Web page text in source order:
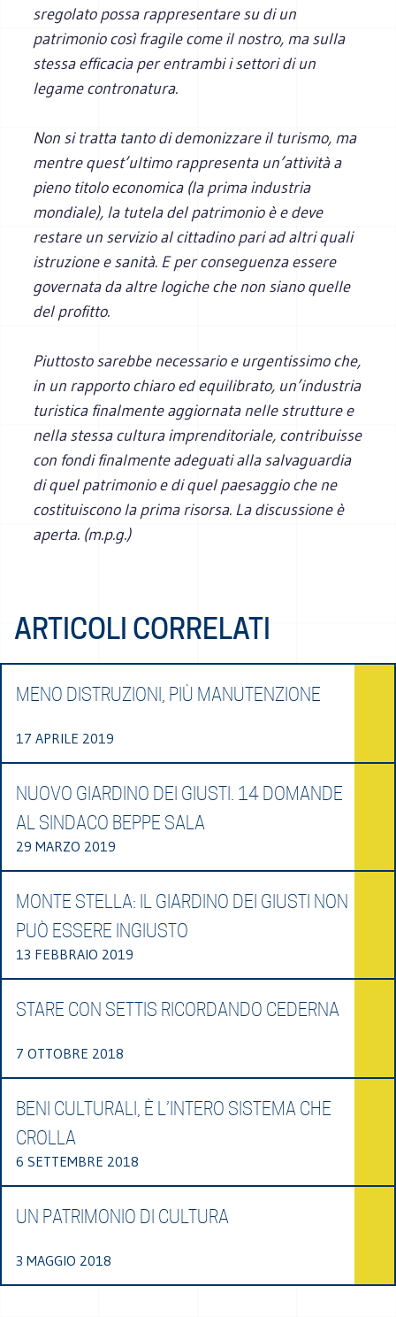
sregolato possa rappresentare su di un
patrimonio così fragile come il nostro, ma sulla
stessa efficacia per entrambi i settori di un
legame contronatura.
Non si tratta tanto di demonizzare il turismo, ma
mentre quest’ultimo rappresenta un’attività a
pieno titolo economica (la prima industria
mondiale), la tutela del patrimonio è e deve
restare un servizio al cittadino pari ad altri quali
istruzione e sanità. E per conseguenza essere
governata da altre logiche che non siano quelle
del profitto.
Piuttosto sarebbe necessario e urgentissimo che,
in un rapporto chiaro ed equilibrato, un’industria
turistica finalmente aggiornata nelle strutture e
nella stessa cultura imprenditoriale, contribuisse
con fondi finalmente adeguati alla salvaguardia
di quel patrimonio e di quel paesaggio che ne
costituiscono la prima risorsa. La discussione è
aperta. (m.p.g.)
ARTICOLI CORRELATI
MENO DISTRUZIONI, PIÙ MANUTENZIONE
17 APRILE 2019
NUOVO GIARDINO DEI GIUSTI. 14 DOMANDE
AL SINDACO BEPPE SALA
29 MARZO 2019
MONTE STELLA: IL GIARDINO DEI GIUSTI NON
PUÒ ESSERE INGIUSTO
13 FEBBRAIO 2019
STARE CON SETTIS RICORDANDO CEDERNA
7 OTTOBRE 2018
BENI CULTURALI, È L’INTERO SISTEMA CHE
CROLLA
6 SETTEMBRE 2018
UN PATRIMONIO DI CULTURA
3 MAGGIO 2018